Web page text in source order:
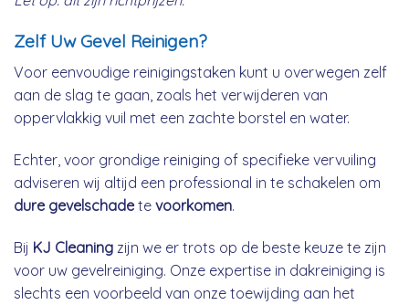
Zelf Uw Gevel Reinigen?
Voor eenvoudige reinigingstaken kunt u overwegen zelf
aan de slag te gaan, zoals het verwijderen van
oppervlakkig vuil met een zachte borstel en water.
Echter, voor grondige reiniging of specifieke vervuiling
adviseren wij altijd een professional in te schakelen om
dure gevelschadete voorkomen.
Bij KJ Cleaning zijn we er trots op de beste keuze te zijn
voor uw gevelreiniging. Onze expertise in dakreiniging is
slechts een voorbeeld van onze toewijding aan het